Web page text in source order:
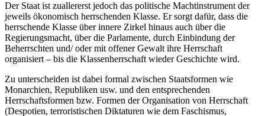
Der Staat ist zuallererst jedoch das politische Machtinstrument der
jeweils ökonomisch herrschenden Klasse. Er sorgt dafür, dass die
herrschende Klasse über innere Zirkel hinaus auch über die
Regierungsmacht, über die Parlamente, durch Einbindung der
Beherrschten und/ oder mit offener Gewalt ihre Herrschaft
organisiert – bis die Klassenherrschaft wieder Geschichte wird.
Zu unterscheiden ist dabei formal zwischen Staatsformen wie
Monarchien, Republiken usw. und den entsprechenden
Herrschaftsformen bzw. Formen der Organisation von Herrschaft
(Despotien, terroristischen Diktaturen wie dem Faschismus,